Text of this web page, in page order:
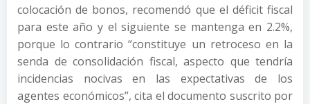
colocación de bonos, recomendó que el déficit fiscal
para este año y el siguiente se mantenga en 2.2%,
porque lo contrario “constituye un retroceso en la
senda de consolidación fiscal, aspecto que tendría
incidencias nocivas en las expectativas de los
agentes económicos”, cita el documento suscrito por